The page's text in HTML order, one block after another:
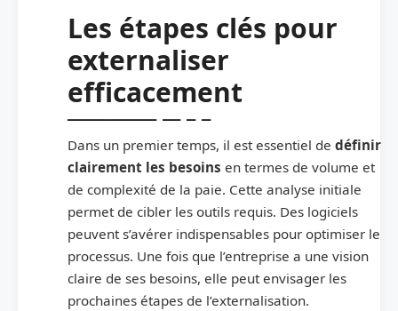
Les étapes clés pour
externaliser
efficacement
Dans un premier temps, il est essentiel de définir
clairement les besoins en termes de volume et
de complexité de la paie. Cette analyse initiale
permet de cibler les outils requis. Des logiciels
peuvent s’avérer indispensables pour optimiser le
processus. Une fois que l’entreprise a une vision
claire de ses besoins, elle peut envisager les
prochaines étapes de l’externalisation.